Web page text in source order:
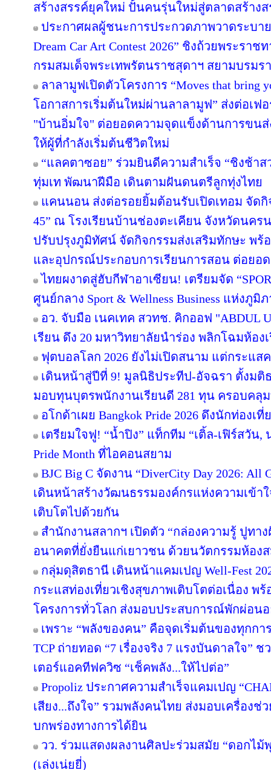
สร้างสรรค์ยุคใหม่ ปั้นคนรุ่นใหม่สู่ตลาดสร้างส
ประกาศผลผู้ชนะการประกวดภาพวาดระบา
Dream Car Art Contest 2026” ชิงถ้วยพระรา
กรมสมเด็จพระเทพรัตนราชสุดาฯ สยามบรมร
ลาลามูฟเปิดตัวโครงการ “Moves that bring
โอกาสการเริ่มต้นใหม่ผ่านลาลามูฟ” ส่งต่อเฟ
"บ้านอิ่มใจ" ต่อยอดความจุดแข็งด้านการขน
ให้ผู้ที่กำลังเริ่มต้นชีวิตใหม่
“แลคตาซอย” ร่วมยินดีความสำเร็จ “ชิงช้าส
ทุ่มเท พัฒนาฝีมือ เดินตามฝันดนตรีลูกทุ่งไทย
แคนนอน ส่งต่อรอยยิ้มต้อนรับเปิดเทอม จัดกิจ
45” ณ โรงเรียนบ้านช่องตะเคียน จังหวัดนค
ปรับปรุงภูมิทัศน์ จัดกิจกรรมส่งเสริมทักษะ พร้
และอุปกรณ์ประกอบการเรียนการสอน ต่อยอ
ไทยผงาดสู่ฮับกีฬาอาเซียน! เตรียมจัด
ศูนย์กลาง Sport & Wellness Business แห่งภูมิ
อว. จับมือ เนคเทค สวทช. คิกออฟ "ABDUL
เรียน ดึง 20 มหาวิทยาลัยนำร่อง พลิกโฉมห้อง
ฟุตบอลโลก 2026 ยังไม่เปิดสนาม แต่กระแส
เดินหน้าสู่ปีที่ 9! มูลนิธิประทีป-อัจฉรา ตั้งมติ
มอบทุนบุตรพนักงานเรียนดี 281 ทุน ครอบคลุ
อโกด้าเผย Bangkok Pride 2026 ดึงนักท่องเ
เตรียมใจฟู! “น้ำปิง” แท็กทีม “เติ้ล-เฟิร์สวัน
Pride Month ที่ไอคอนสยาม
BJC Big C จัดงาน “DiverCity Day 2026: All
เดินหน้าสร้างวัฒนธรรมองค์กรแห่งความเข้า
เติบโตไปด้วยกัน
สำนักงานสลากฯ เปิดตัว “กล่องความรู้ ปูทา
อนาคตที่ยั่งยืนแก่เยาวชน ด้วยนวัตกรรมห้อง
กลุ่มดุสิตธานี เดินหน้าแคมเปญ Well-Fest
กระแสท่องเที่ยวเชิงสุขภาพเติบโตต่อเนื่อง พ
โครงการทั่วโลก ส่งมอบประสบการณ์พักผ่อน
เพราะ “พลังของคน” คือจุดเริ่มต้นของทุกก
TCP ถ่ายทอด “7 เรื่องจริง 7 แรงบันดาลใจ”
เตอร์แอคทีฟควิซ “เช็คพลัง...ให้ไปต่อ”
Propoliz ประกาศความสำเร็จแคมเปญ
เสียง...ถึงใจ” รวมพลังคนไทย ส่งมอบเครื่องช่
บกพร่องทางการได้ยิน
วว. ร่วมแสดงผลงานศิลปะร่วมสมัย “ดอกไ
(เล่งเน่ยยี่)